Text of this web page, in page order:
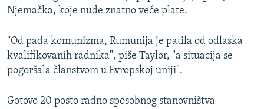
Njemačka, koje nude znatno veće plate.
"Od pada komunizma, Rumunija je patila od odlaska
kvalifikovanih radnika", piše Taylor, "a situacija se
pogoršala članstvom u Evropskoj uniji".
Gotovo 20 posto radno sposobnog stanovništva